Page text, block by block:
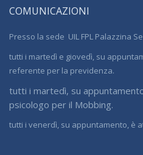
COMUNICAZIONI
Presso la sede UIL FPL Palazzina
tutti i martedì e giovedì, su
referente per la previdenza.
tutti i martedì, su
psicologo per il Mobbing.
tutti i venerdì, su appuntamento, è